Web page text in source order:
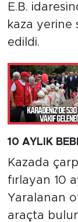
E.B.
kaza yerine
edildi.
10 AYLIK
Kazada
fırlayan 10
Yaralanan
araçta